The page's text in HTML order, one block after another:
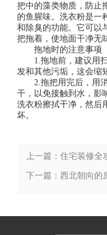
把中的藻类物质，防止
的鱼腥味。洗衣粉是一
和除臭的功能。它可以
把拖着，使地面干净无
拖地时的注意事项
1.拖地前，建议用扫
发和其他污垢，这会缩
2.拖把用完后，用消
干，以免接触到水，影
洗衣粉擦拭干净，然后
坏。
上一篇：住宅装修
下一篇：西北朝向的